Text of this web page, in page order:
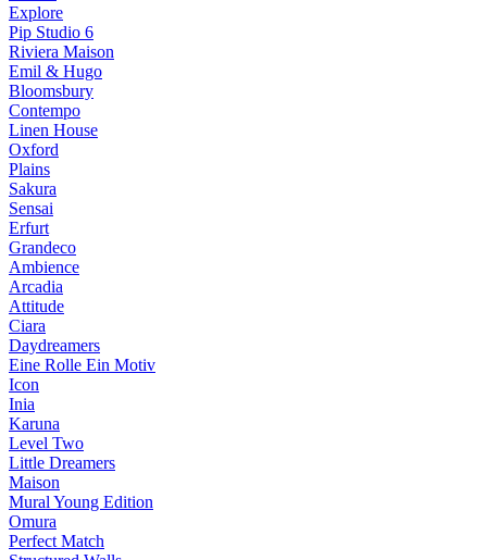
Explore
Pip Studio 6
Riviera Maison
Emil & Hugo
Bloomsbury
Contempo
Linen House
Oxford
Plains
Sakura
Sensai
Erfurt
Grandeco
Ambience
Arcadia
Attitude
Ciara
Daydreamers
Eine Rolle Ein Motiv
Icon
Inia
Karuna
Level Two
Little Dreamers
Maison
Mural Young Edition
Omura
Perfect Match